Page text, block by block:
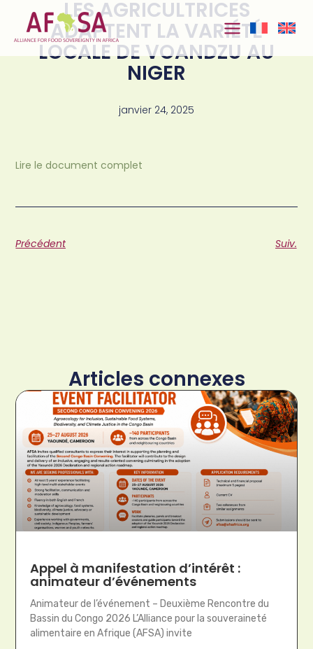
contenu
LES AGRICULTRICES
ADAPTENT LA VARIÉTÉ
LOCALE DE VOANDZU AU
NIGER
janvier 24, 2025
Lire le document complet
Précédent Suiv.
Articles connexes
Appel à manifestation d’intérêt :
animateur d’événements
Animateur de l’événement – Deuxième Rencontre du
Bassin du Congo 2026 L’Alliance pour la souveraineté
alimentaire en Afrique (AFSA) invite